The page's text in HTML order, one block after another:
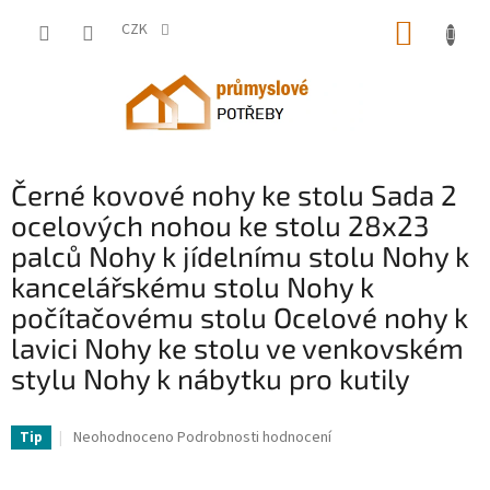
CZK
Černé kovové nohy ke stolu Sada 2
ocelových nohou ke stolu 28x23
palců Nohy k jídelnímu stolu Nohy k
kancelářskému stolu Nohy k
počítačovému stolu Ocelové nohy k
lavici Nohy ke stolu ve venkovském
stylu Nohy k nábytku pro kutily
Tip
Průměrné
Neohodnoceno Podrobnosti hodnocení